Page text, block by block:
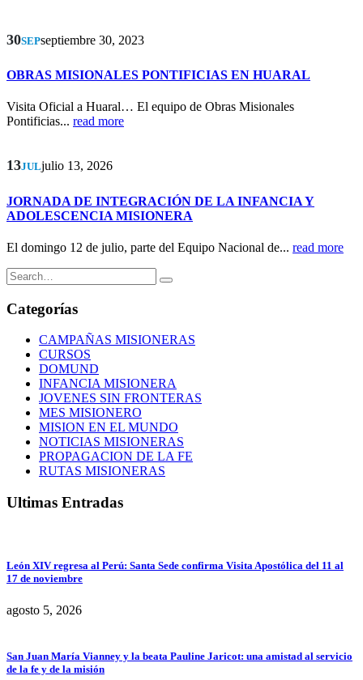
30SEPseptiembre 30, 2023
OBRAS MISIONALES PONTIFICIAS EN HUARAL
Visita Oficial a Huaral… El equipo de Obras Misionales
Pontificias... read more
13JULjulio 13, 2026
JORNADA DE INTEGRACIÓN DE LA INFANCIA Y
ADOLESCENCIA MISIONERA
El domingo 12 de julio, parte del Equipo Nacional de... read more
Categorías
CAMPAÑAS MISIONERAS
CURSOS
DOMUND
INFANCIA MISIONERA
JOVENES SIN FRONTERAS
MES MISIONERO
MISION EN EL MUNDO
NOTICIAS MISIONERAS
PROPAGACION DE LA FE
RUTAS MISIONERAS
Ultimas Entradas
León XIV regresa al Perú: Santa Sede confirma Visita Apostólica del 11 al
17 de noviembre
agosto 5, 2026
San Juan María Vianney y la beata Pauline Jaricot: una amistad al servicio
de la fe y de la misión